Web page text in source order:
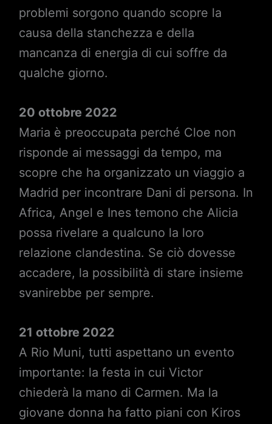
problemi sorgono quando scopre la
causa della stanchezza e della
mancanza di energia di cui soffre da
qualche giorno.
20 ottobre 2022
Maria è preoccupata perché Cloe non
risponde ai messaggi da tempo, ma
scopre che ha organizzato un viaggio a
Madrid per incontrare Dani di persona. In
Africa, Angel e Ines temono che Alicia
possa rivelare a qualcuno la loro
relazione clandestina. Se ciò dovesse
accadere, la possibilità di stare insieme
svanirebbe per sempre.
21 ottobre 2022
A Rio Muni, tutti aspettano un evento
importante: la festa in cui Victor
chiederà la mano di Carmen. Ma la
giovane donna ha fatto piani con Kiros